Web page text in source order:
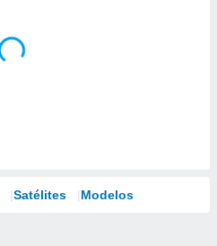
Satélites Modelos